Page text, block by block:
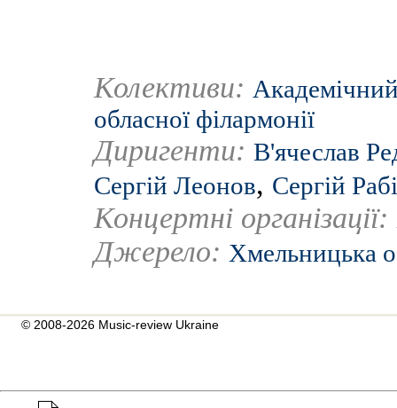
Колективи:
обласної філармонії
Диригенти: В'ячеслав
Сергій Леонов, Сергій
Концертні організації:
Джерело: Хмельницька
© 2008-2026 Music-review Ukraine